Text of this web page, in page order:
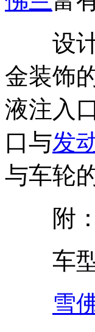
设计
金装饰
液注入
口与发
与车轮
附：
车
雪